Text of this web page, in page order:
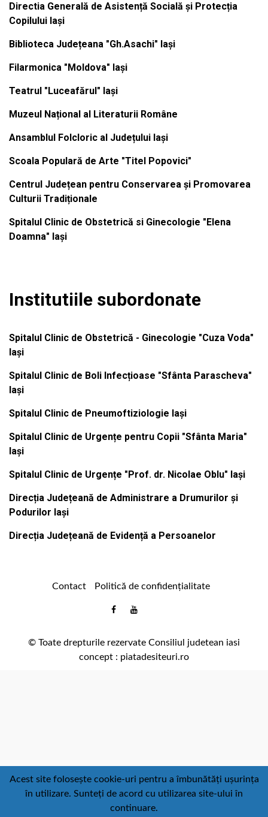
Directia Generală de Asistență Socială și Protecția
Copilului Iași
Biblioteca Județeana "Gh.Asachi" Iași
Filarmonica "Moldova" Iași
Teatrul "Luceafărul" Iași
Muzeul Național al Literaturii Române
Ansamblul Folcloric al Județului Iași
Scoala Populară de Arte "Titel Popovici"
Centrul Județean pentru Conservarea și Promovarea
Culturii Tradiționale
Spitalul Clinic de Obstetrică si Ginecologie "Elena
Doamna" Iași
Institutiile subordonate
Spitalul Clinic de Obstetrică - Ginecologie "Cuza Voda"
Iași
Spitalul Clinic de Boli Infecțioase "Sfânta Parascheva"
Iași
Spitalul Clinic de Pneumoftiziologie Iași
Spitalul Clinic de Urgențe pentru Copii "Sfânta Maria"
Iași
Spitalul Clinic de Urgențe "Prof. dr. Nicolae Oblu" Iași
Direcția Județeană de Administrare a Drumurilor și
Podurilor Iași
Direcția Județeană de Evidență a Persoanelor
Contact Politică de confidențialitate
Facebook
Youtube
comunicare@icc.ro
© Toate drepturile rezervate Consiliul judetean iasi
concept : piatadesiteuri.ro
Acest site folosește cookie-uri pentru a îmbunătăți ușurința
în utilizare. Sunteți de acord cu utilizarea site-ului în
continuare.